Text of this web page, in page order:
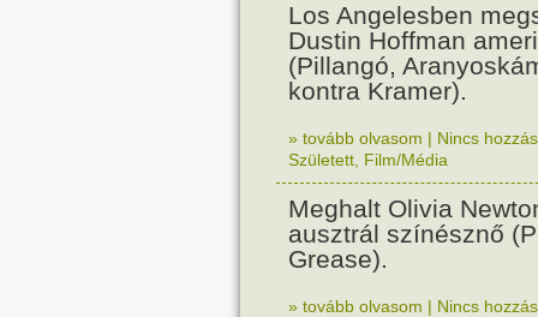
Los Angelesben
Dustin Hoffman
(Pillangó,
kontra Kramer).
» tovább olvasom | Nincs
Született Film/Média
Meghalt Olivia
ausztrál színésznő
Grease).
» tovább olvasom | Nincs